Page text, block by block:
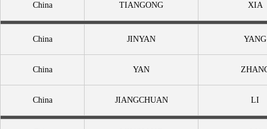
China TIANGONG XIA
China JINYAN YANG
China YAN
China JIANGCHUAN LI